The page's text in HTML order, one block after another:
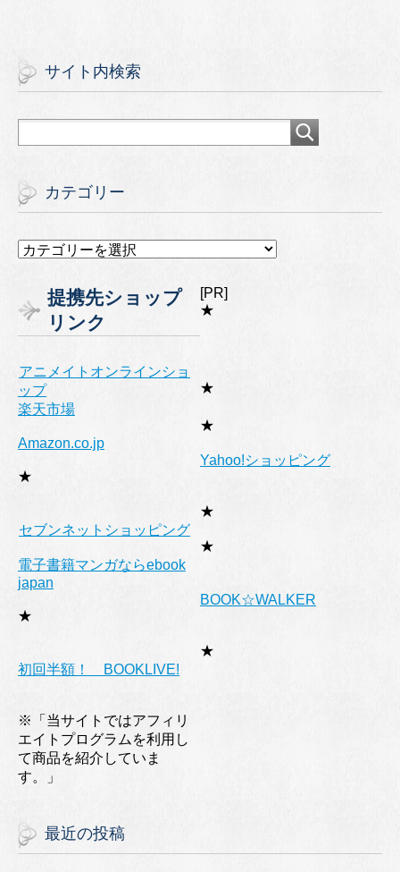
サイト内検索
カテゴリー
カ
リ
ー
提携先ショップ
リンク
[PR]
★
アニメイトオンラインショ
ップ
★
楽天市場
★
Amazon.co.jp
★
Yahoo!ショッピング
★
セブンネットショッピング
★
電子書籍マンガならebook
japan
★
BOOK☆WALKER
★
初回半額！ BOOKLIVE!
※「当サイトではアフィリ
エイトプログラムを利用し
て商品を紹介していま
す。」
最近の投稿